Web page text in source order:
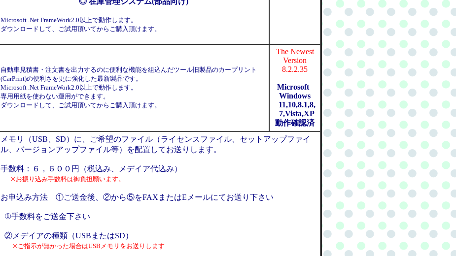
Microsoft .Net FrameWork2.0以上で動作します。
ダウンロードして、ご試用頂いてからご購入頂けます。
自動車見積書・注文書を出力するのに便利な機能を組込んだツール旧製品のカープリント
(CarPrint)の便利さを更に強化した最新製品です。
Microsoft .Net FrameWork2.0以上で動作します。
専用用紙を使わない運用ができます。
ダウンロードして、ご試用頂いてからご購入頂けます。
The Newest
Version
8.2.2.35
Microsoft
Windows
11,10,8.1,8,
7,Vista,XP
動作確認済
メモリ（USB、SD）に、ご希望のファイル（ライセンスファイル、セットアップファイ
ル、バージョンアップファイル等）を配置してお送りします。
手数料：６，６００円（税込み、メデイア代込み）
※お振り込み手数料は御負担願います。
お申込み方法 ①ご送金後、②から⑤をFAXまたはEメールにてお送り下さい
①手数料をご送金下さい
②メデイアの種類（USBまたはSD）
※ご指示が無かった場合はUSBメモリをお送りします